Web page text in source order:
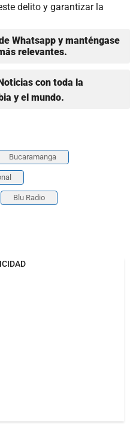
delito y garantizar la
Whatsapp y manténgase
relevantes.
con toda la
y el mundo.
Bucaramanga
Blu Radio